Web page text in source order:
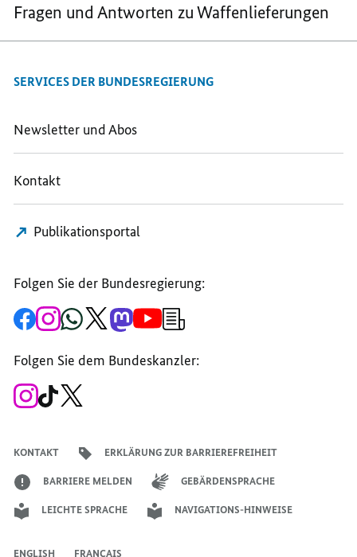
Fragen und Antworten zu Waffenlieferungen
SERVICES DER BUNDESREGIERUNG
Newsletter und Abos
Kontakt
Publikationsportal
Folgen Sie der Bundesregierung:
Zur
Facebook-
Bundesregierung
Zum
Instagram-
der
Bundesregierung
Zum
WhatsApp-
der
Bundesregierung
Zum
X-
Regierungssprechers
Zum
Mastodon-
der
Bundesregierung
Zum
YouTube-
Bundesregierung
Anmeldung
Folgen Sie dem Bundeskanzler:
Zum
Instagram-
Zum
TikTok-
KONTAKT ERKLÄRUNG ZUR BARRIEREFREIHEIT
BARRIERE MELDEN GEBÄRDENSPRACHE
LEICHTE SPRACHE NAVIGATIONS-HINWEISE
ENGLISH FRANÇAIS